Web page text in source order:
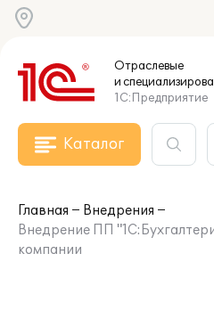
Отраслевые
и
1С:Предприятие
Каталог
Главная
Внедрения
Внедрение ПП
компании